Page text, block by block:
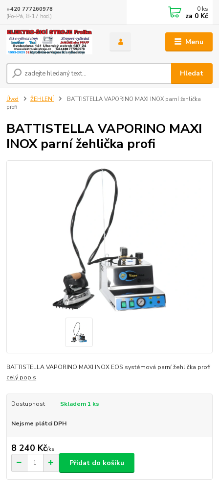
Menu
Hledat
+420 777260978
(Po-Pá, 8-17 hod.)
0 ks
za 0 Kč
Úvod ŽEHLENÍ
BATTISTELLA VAPORINO MAXI INOX parní žehlička
profi
BATTISTELLA VAPORINO MAXI
INOX parní žehlička profi
BATTISTELLA VAPORINO MAXI INOX EOS systémová parní žehlička profi
celý popis
Dostupnost Skladem 1 ks
Nejsme plátci DPH
8 240 Kč/ks
Přidat do košíku